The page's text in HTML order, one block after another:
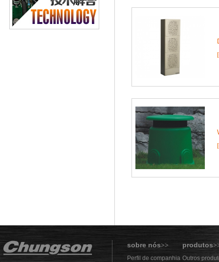
sobre nós>> produtos
Perfil de companhia Outros